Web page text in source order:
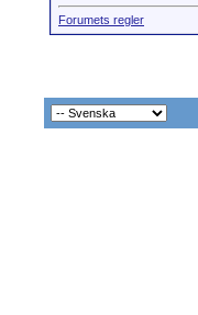
Forumets regler